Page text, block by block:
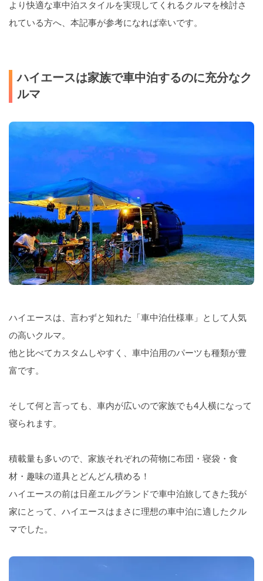
より快適な車中泊スタイルを実現してくれるクルマを検討さ
れている方へ、本記事が参考になれば幸いです。
ハイエースは家族で車中泊するのに充分なク
ルマ
ハイエースは、言わずと知れた「車中泊仕様車」として人気
の高いクルマ。
他と比べてカスタムしやすく、車中泊用のパーツも種類が豊
富です。
そして何と言っても、車内が広いので家族でも4人横になって
寝られます。
積載量も多いので、家族それぞれの荷物に布団・寝袋・食
材・趣味の道具とどんどん積める！
ハイエースの前は日産エルグランドで車中泊旅してきた我が
家にとって、ハイエースはまさに理想の車中泊に適したクル
マでした。